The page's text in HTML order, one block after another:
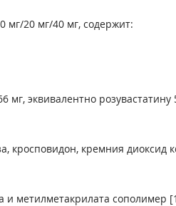
мг/20 мг/40 мг, содержит:
мг, эквивалентно
кросповидон, кремния диоксид
метилметакрилата сополимер